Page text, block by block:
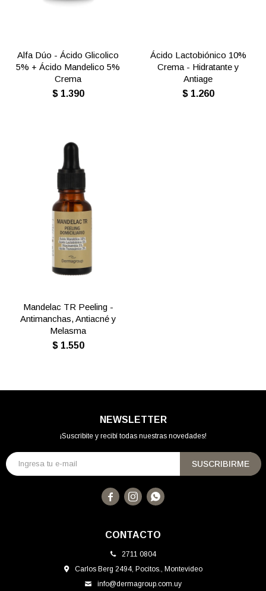
Alfa Dúo - Ácido Glicolico
5% + Ácido Mandelico 5%
Crema
$ 1.390
Ácido Lactobiónico 10%
Crema - Hidratante y
Antiage
$ 1.260
Mandelac TR Peeling -
Antimanchas, Antiacné y
Melasma
$ 1.550
CONTACTO
2711 0804
Carlos Berg 2494, Pocitos., Montevideo
info@dermagroup.com.uy
NEWSLETTER
¡Suscribite y recibí todas nuestras novedades!
SUSCRIBIRME
  